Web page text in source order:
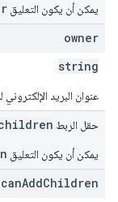
يمكن أن يكون التعليق
owner
string
عنوان البريد الإلكتروني
حقل الربط
يمكن أن يكون التعليق
canAddChildren